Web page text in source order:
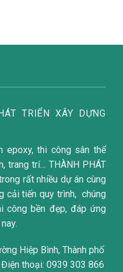
TRIỂN XÂY DỰNG
epoxy, thi công sân thể
trang trí… THÀNH PHÁT
rất nhiều dự án cùng
cải tiến quy trình, chúng
công bền đẹp, đáp ứng
Hiệp Bình, Thành phố
thoại: 0939 303 866